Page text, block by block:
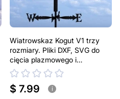
Wiatrowskaz Kogut V1 trzy
rozmiary. Pliki DXF, SVG do
cięcia plazmowego i
laserowego. Dekoracja dachu
$ 7.99 i